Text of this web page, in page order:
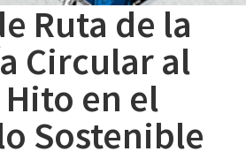
Ruta de la
Circular al
en el
Sostenible